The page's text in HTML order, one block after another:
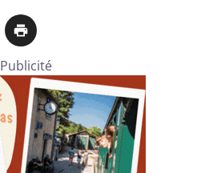
Publicité